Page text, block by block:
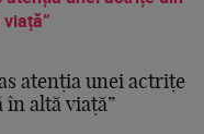
atenția unei actrițe
în altă viață”